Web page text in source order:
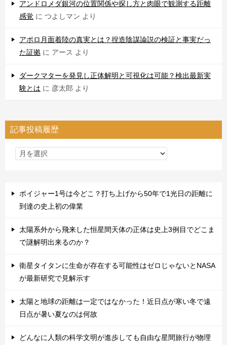
アンドロメダ銀河の位置関係や探し方と肉眼で観測する距離
感覚 に つよしマン より
アポロ月面着陸の真実とは？捏造陰謀論説の検証と事実だっ
た証拠 に アース より
ダークマターを発見し正体解明と可視化は可能？検出最新実
験とは に 彦太郎 より
記事投稿履歴
ボイジャー1号は今どこ？打ち上げから50年で1光日の距離に
到達の史上初の偉業
太陽系外から飛来した恒星間天体の正体は史上3例目でどこま
で謎解明出来るのか？
衛星タイタンに生命が存在する可能性はゼロじゃないとNASA
が最新研究で見解示す
太陽と地球の距離は一定ではなかった！近日点が寒い冬で遠
日点が暑い夏なのは何故
どんなに人類の科学文明が進歩しても自由な星間旅行が物理